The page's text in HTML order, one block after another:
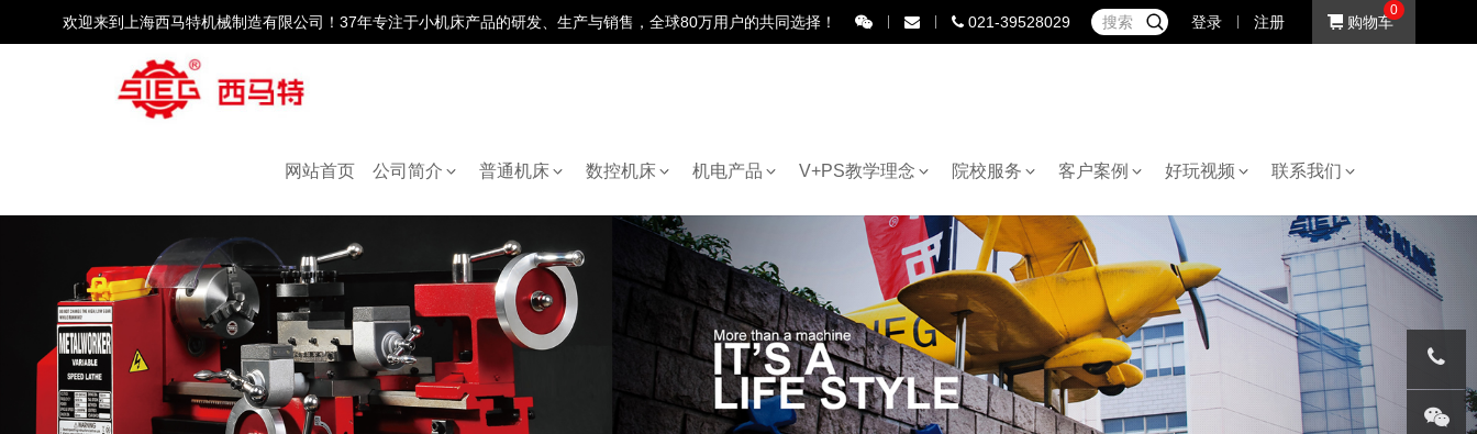
欢迎来到上海西马特机械制造有限公司！37年专注于小机床产品的研发、生产与销售，全球80万用户的共同选择！ 021-39528029 登录 注册 购物车
0
网站首页 公司简介 普通机床 数控机床 机电产品 V+PS教学理念 院校服务 客户案例 好玩视频 联系我们
021-